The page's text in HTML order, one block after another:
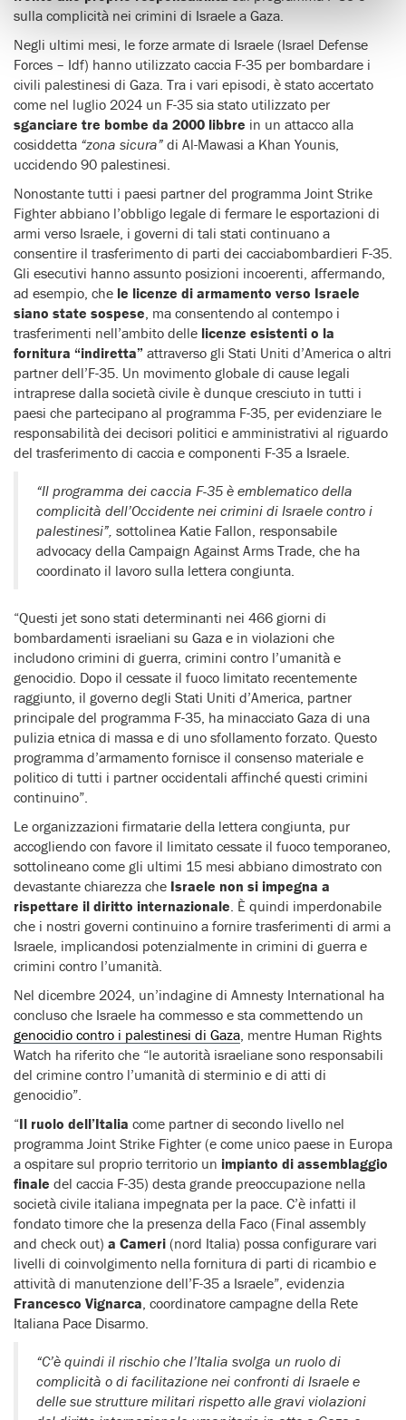
sulla complicità nei crimini di Israele a Gaza.
Negli ultimi mesi, le forze armate di Israele (Israel Defense
Forces – Idf) hanno utilizzato caccia F-35 per bombardare i
civili palestinesi di Gaza. Tra i vari episodi, è stato accertato
come nel luglio 2024 un F-35 sia stato utilizzato per
sganciare tre bombe da 2000 libbre in un attacco alla
cosiddetta “zona sicura” di Al-Mawasi a Khan Younis,
uccidendo 90 palestinesi.
Nonostante tutti i paesi partner del programma Joint Strike
Fighter abbiano l’obbligo legale di fermare le esportazioni di
armi verso Israele, i governi di tali stati continuano a
consentire il trasferimento di parti dei cacciabombardieri F-35.
Gli esecutivi hanno assunto posizioni incoerenti, affermando,
ad esempio, che le licenze di armamento verso Israele
siano state sospese, ma consentendo al contempo i
trasferimenti nell’ambito delle licenze esistenti o la
fornitura “indiretta” attraverso gli Stati Uniti d’America o altri
partner dell’F-35. Un movimento globale di cause legali
intraprese dalla società civile è dunque cresciuto in tutti i
paesi che partecipano al programma F-35, per evidenziare le
responsabilità dei decisori politici e amministrativi al riguardo
del trasferimento di caccia e componenti F-35 a Israele.
“Il programma dei caccia F-35 è emblematico della
complicità dell’Occidente nei crimini di Israele contro i
palestinesi”, sottolinea Katie Fallon, responsabile
advocacy della Campaign Against Arms Trade, che ha
coordinato il lavoro sulla lettera congiunta.
“Questi jet sono stati determinanti nei 466 giorni di
bombardamenti israeliani su Gaza e in violazioni che
includono crimini di guerra, crimini contro l’umanità e
genocidio. Dopo il cessate il fuoco limitato recentemente
raggiunto, il governo degli Stati Uniti d’America, partner
principale del programma F-35, ha minacciato Gaza di una
pulizia etnica di massa e di uno sfollamento forzato. Questo
programma d’armamento fornisce il consenso materiale e
politico di tutti i partner occidentali affinché questi crimini
continuino”.
Le organizzazioni firmatarie della lettera congiunta, pur
accogliendo con favore il limitato cessate il fuoco temporaneo,
sottolineano come gli ultimi 15 mesi abbiano dimostrato con
devastante chiarezza che Israele non si impegna a
rispettare il diritto internazionale. È quindi imperdonabile
che i nostri governi continuino a fornire trasferimenti di armi a
Israele, implicandosi potenzialmente in crimini di guerra e
crimini contro l’umanità.
Nel dicembre 2024, un’indagine di Amnesty International ha
concluso che Israele ha commesso e sta commettendo un
genocidio contro i palestinesi di Gaza, mentre Human Rights
Watch ha riferito che “le autorità israeliane sono responsabili
del crimine contro l’umanità di sterminio e di atti di
genocidio”.
“Il ruolo dell’Italia come partner di secondo livello nel
programma Joint Strike Fighter (e come unico paese in Europa
a ospitare sul proprio territorio un impianto di assemblaggio
finale del caccia F-35) desta grande preoccupazione nella
società civile italiana impegnata per la pace. C’è infatti il
fondato timore che la presenza della Faco (Final assembly
and check out) a Cameri (nord Italia) possa configurare vari
livelli di coinvolgimento nella fornitura di parti di ricambio e
attività di manutenzione dell’F-35 a Israele”, evidenzia
Francesco Vignarca, coordinatore campagne della Rete
Italiana Pace Disarmo.
“C’è quindi il rischio che l’Italia svolga un ruolo di
complicità o di facilitazione nei confronti di Israele e
delle sue strutture militari rispetto alle gravi violazioni